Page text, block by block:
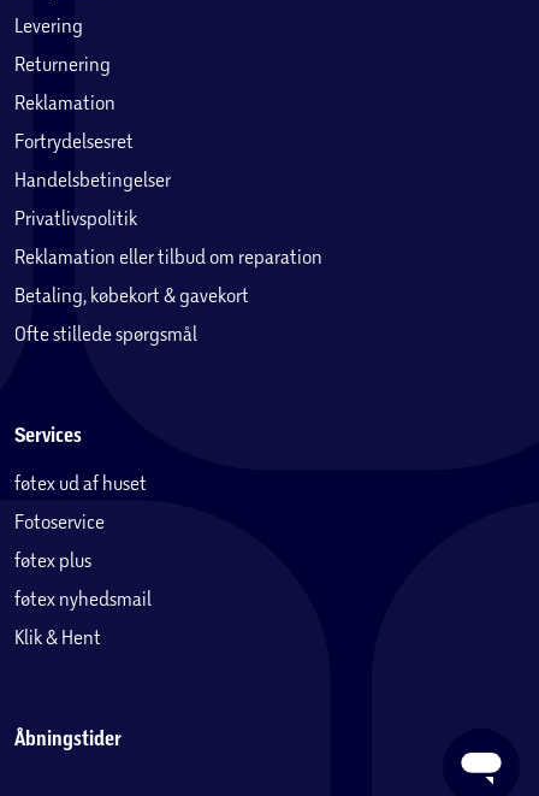
Levering
Returnering
Reklamation
Fortrydelsesret
Handelsbetingelser
Privatlivspolitik
Reklamation eller tilbud om reparation
Betaling, købekort & gavekort
Ofte stillede spørgsmål
Services
føtex ud af huset
Fotoservice
føtex plus
føtex nyhedsmail
Klik & Hent
Åbningstider